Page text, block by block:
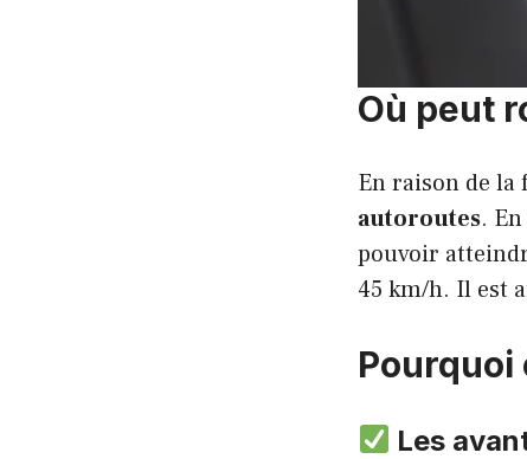
Où peut
En raison de la
autoroutes.
pouvoir
45 km/h. Il est
Pourquoi
Les